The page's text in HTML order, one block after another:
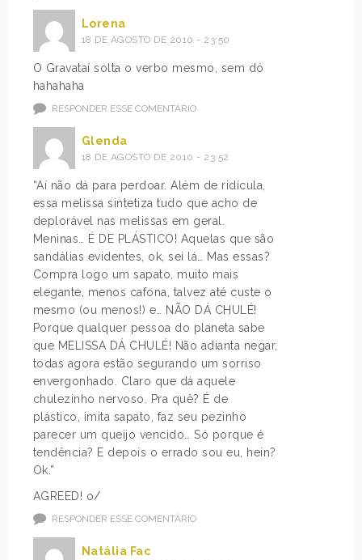
?
e
l
s
h
a
m
t
u
d
o
s
u
p
e
r
e
s
q
u
i
s
o
>
l
i
s
/
s
t
r
o
n
g
>
q
u
e
a
t
i
r
e
a
p
r
m
Lorena
18 DE AGOSTO DE 2010 - 23:50
O Gravataí solta o verbo mesmo, sem dó
hahahaha
RESPONDER ESSE COMENTÁRIO
Glenda
18 DE AGOSTO DE 2010 - 23:52
“Aí não dá para perdoar. Além de ridícula,
essa melissa sintetiza tudo que acho de
deplorável nas melissas em geral.
Meninas… É DE PLÁSTICO! Aquelas que são
sandálias evidentes, ok, sei lá… Mas essas?
Compra logo um sapato, muito mais
elegante, menos cafona, talvez até custe o
mesmo (ou menos!) e… NÃO DÁ CHULÉ!
Porque qualquer pessoa do planeta sabe
que MELISSA DÁ CHULÉ! Não adianta negar,
todas agora estão segurando um sorriso
envergonhado. Claro que dá aquele
chulezinho nervoso. Pra quê? É de
plástico, imita sapato, faz seu pezinho
parecer um queijo vencido… Só porque é
tendência? E depois o errado sou eu, hein?
Ok.”
AGREED! o/
RESPONDER ESSE COMENTÁRIO
Natália Fac